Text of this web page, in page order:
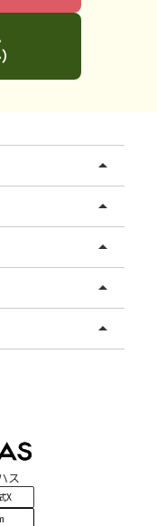
arrow_drop_up
arrow_drop_up
arrow_drop_up
arrow_drop_up
arrow_drop_up
ス
X